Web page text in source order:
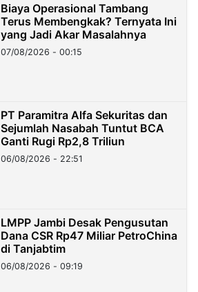
Biaya Operasional Tambang
Terus Membengkak? Ternyata Ini
yang Jadi Akar Masalahnya
07/08/2026 - 00:15
PT Paramitra Alfa Sekuritas dan
Sejumlah Nasabah Tuntut BCA
Ganti Rugi Rp2,8 Triliun
06/08/2026 - 22:51
LMPP Jambi Desak Pengusutan
Dana CSR Rp47 Miliar PetroChina
di Tanjabtim
06/08/2026 - 09:19